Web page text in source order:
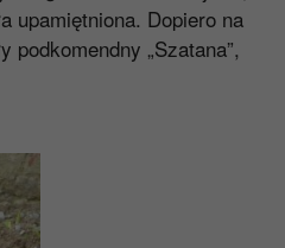
upamiętniona. Dopiero na
podkomendny „Szatana”,